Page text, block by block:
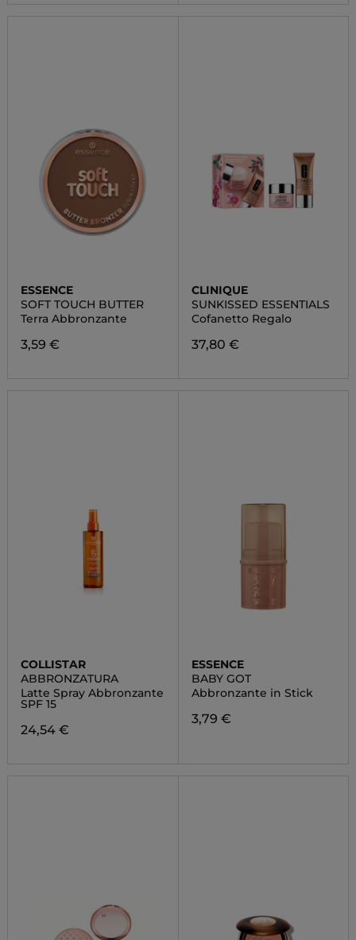
ESSENCE
SOFT TOUCH BUTTER
Terra Abbronzante
3,59 €
CLINIQUE
SUNKISSED ESSENTIALS
Cofanetto Regalo
37,80 €
COLLISTAR
ABBRONZATURA
Latte Spray Abbronzante
SPF 15
24,54 €
ESSENCE
BABY GOT
Abbronzante in Stick
3,79 €